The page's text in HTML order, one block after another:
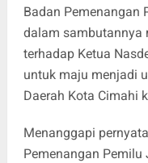
Badan Pemenangan
dalam sambutannya
terhadap Ketua
untuk maju menjadi
Daerah Kota Cimahi
Menanggapi
Pemenangan Pemilu